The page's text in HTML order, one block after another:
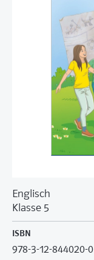
Englisch
Klasse 5
ISBN
978-3-12-844020-0